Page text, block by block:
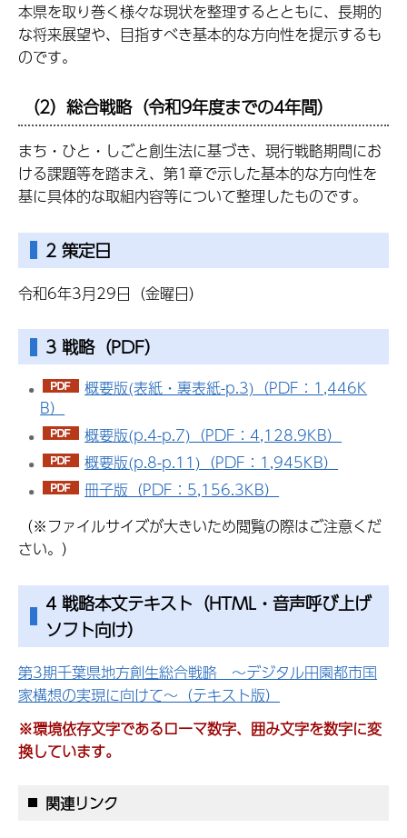
本県を取り巻く様々な現状を整理するとともに、長期的
な将来展望や、目指すべき基本的な方向性を提示するも
のです。
（2）総合戦略（令和9年度までの4年間）
まち・ひと・しごと創生法に基づき、現行戦略期間にお
ける課題等を踏まえ、第1章で示した基本的な方向性を
基に具体的な取組内容等について整理したものです。
2 策定日
令和6年3月29日（金曜日）
3 戦略（PDF）
概要版(表紙・裏表紙-p.3)（PDF：1,446K
B）
概要版(p.4-p.7)（PDF：4,128.9KB）
概要版(p.8-p.11)（PDF：1,945KB）
冊子版（PDF：5,156.3KB）
（※ファイルサイズが大きいため閲覧の際はご注意くだ
さい。）
4 戦略本文テキスト（HTML・音声呼び上げ
ソフト向け）
第3期千葉県地方創生総合戦略 ～デジタル田園都市国
家構想の実現に向けて～（テキスト版）
※環境依存文字であるローマ数字、囲み文字を数字に変
換しています。
関連リンク